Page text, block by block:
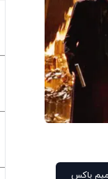
میم باکس